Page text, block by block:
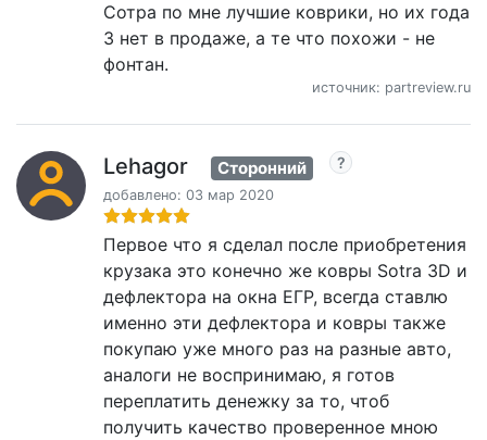
Сотра по мне лучшие коврики, но их года
3 нет в продаже, а те что похожи - не
фонтан.
источник: partreview.ru
Lehagor Сторонний
добавлено: 03 мар 2020
Первое что я сделал после приобретения
крузака это конечно же ковры Sotra 3D и
дефлектора на окна ЕГР, всегда ставлю
именно эти дефлектора и ковры также
покупаю уже много раз на разные авто,
аналоги не воспринимаю, я готов
переплатить денежку за то, чтоб
получить качество проверенное мною